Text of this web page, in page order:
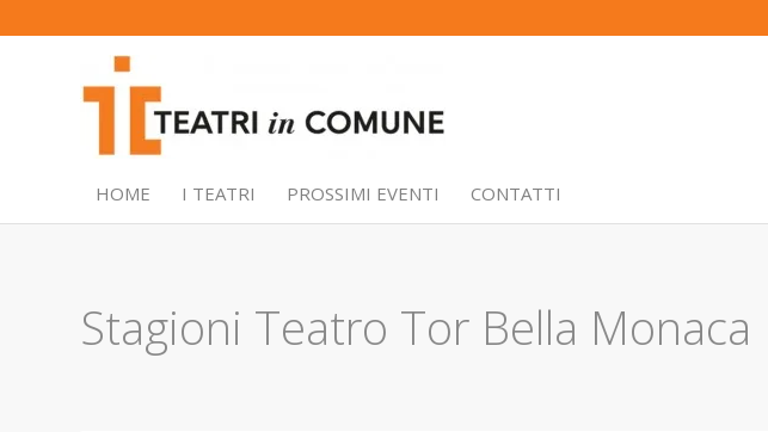
HOME I TEATRI PROSSIMI EVENTI CONTATTI
Stagioni Teatro Tor Bella Monaca